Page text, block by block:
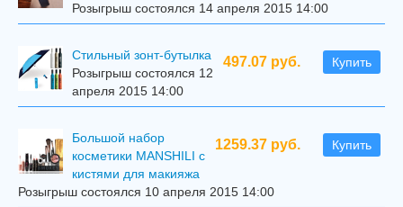
Розыгрыш состоялся 14 апреля 2015 14:00
497.07 руб. Купить
Стильный зонт-бутылка
Розыгрыш состоялся 12
апреля 2015 14:00
1259.37 руб. Купить
Большой набор
косметики MANSHILI с
кистями для макияжа
Розыгрыш состоялся 10 апреля 2015 14:00